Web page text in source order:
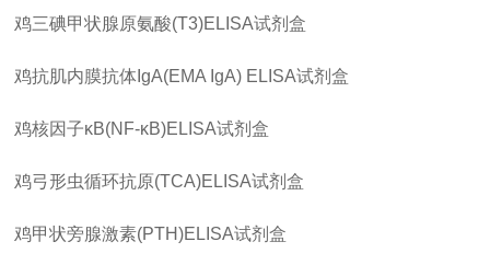
鸡三碘甲状腺原氨酸(T3)ELISA试剂盒
鸡抗肌内膜抗体 IgA(EMA IgA) ELISA试剂盒
鸡核因子κB(NF-κB)ELISA试剂盒
鸡弓形虫循环抗原(TCA)ELISA试剂盒
鸡甲状旁腺激素(PTH)ELISA试剂盒